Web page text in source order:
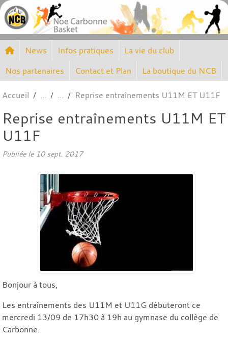
News Infos pratiques
La vie du club
Nos partenaires
Contact et Plan La boutique du NCB
Accueil Reprise entraînements U11M ET U11F
Reprise entraînements U11M ET
U11F
Publiée le 10 sept. 2017
Bonjour à tous,
Les entraînements des U11M et U11G débuteront ce
mercredi 13/09 de 17h30 à 19h au gymnase du collège de
Carbonne.
Panneau de gestion des cookies